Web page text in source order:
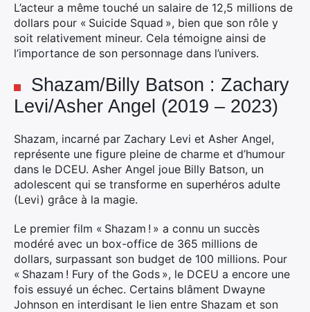
L’acteur a même touché un salaire de 12,5 millions de
dollars pour « Suicide Squad », bien que son rôle y
soit relativement mineur. Cela témoigne ainsi de
l’importance de son personnage dans l’univers.
Shazam/Billy Batson : Zachary
Levi/Asher Angel (2019 – 2023)
Shazam, incarné par Zachary Levi et Asher Angel,
représente une figure pleine de charme et d’humour
dans le DCEU. Asher Angel joue Billy Batson, un
adolescent qui se transforme en superhéros adulte
(Levi) grâce à la magie.
Le premier film « Shazam ! » a connu un succès
modéré avec un box-office de 365 millions de
dollars, surpassant son budget de 100 millions. Pour
« Shazam ! Fury of the Gods », le DCEU a encore une
fois essuyé un échec. Certains blâment Dwayne
Johnson en interdisant le lien entre Shazam et son